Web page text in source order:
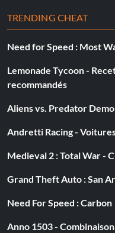
TRENDING CHEAT
Need for Speed : Most
Lemonade Tycoon -
recommandés
Aliens vs. Predator
Andretti Racing -
Medieval 2 : Total War -
Grand Theft Auto : San
Need For Speed : Carbon
Anno 1503 - Combinaison